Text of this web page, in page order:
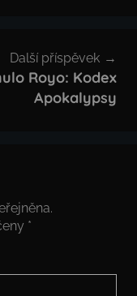
Další příspěvek
Royo: Kodex
Apokalypsy
*